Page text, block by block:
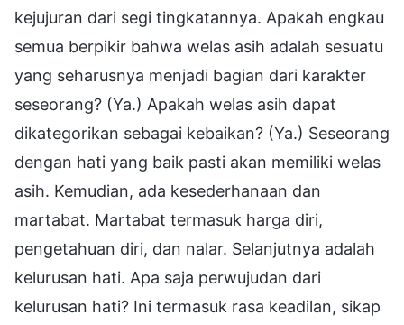
kejujuran dari segi tingkatannya. Apakah engkau
semua berpikir bahwa welas asih adalah sesuatu
yang seharusnya menjadi bagian dari karakter
seseorang? (Ya.) Apakah welas asih dapat
dikategorikan sebagai kebaikan? (Ya.) Seseorang
dengan hati yang baik pasti akan memiliki welas
asih. Kemudian, ada kesederhanaan dan
martabat. Martabat termasuk harga diri,
pengetahuan diri, dan nalar. Selanjutnya adalah
kelurusan hati. Apa saja perwujudan dari
kelurusan hati? Ini termasuk rasa keadilan, sikap